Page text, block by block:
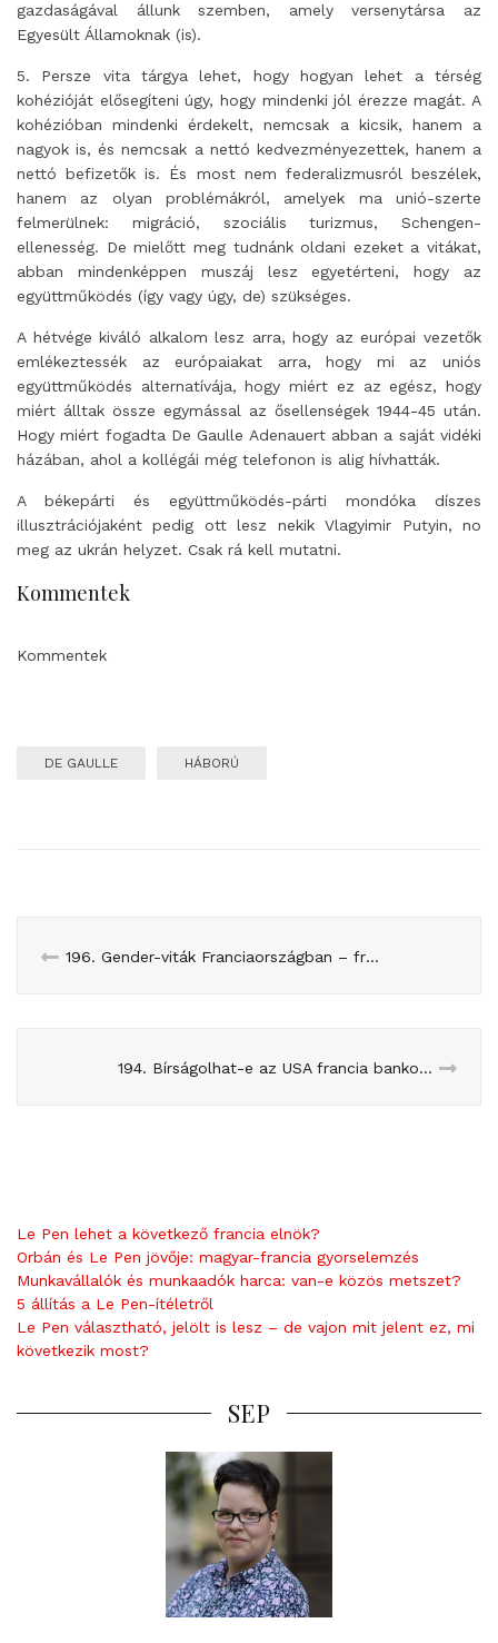
gazdaságával állunk szemben, amely versenytársa az
Egyesült Államoknak (is).
5. Persze vita tárgya lehet, hogy hogyan lehet a térség
kohézióját elősegíteni úgy, hogy mindenki jól érezze magát. A
kohézióban mindenki érdekelt, nemcsak a kicsik, hanem a
nagyok is, és nemcsak a nettó kedvezményezettek, hanem a
nettó befizetők is. És most nem federalizmusról beszélek,
hanem az olyan problémákról, amelyek ma unió-szerte
felmerülnek: migráció, szociális turizmus, Schengen-
ellenesség. De mielőtt meg tudnánk oldani ezeket a vitákat,
abban mindenképpen muszáj lesz egyetérteni, hogy az
együttműködés (így vagy úgy, de) szükséges.
A hétvége kiváló alkalom lesz arra, hogy az európai vezetők
emlékeztessék az európaiakat arra, hogy mi az uniós
együttműködés alternatívája, hogy miért ez az egész, hogy
miért álltak össze egymással az ősellenségek 1944-45 után.
Hogy miért fogadta De Gaulle Adenauert abban a saját vidéki
házában, ahol a kollégái még telefonon is alig hívhatták.
A békepárti és együttműködés-párti mondóka díszes
illusztrációjaként pedig ott lesz nekik Vlagyimir Putyin, no
meg az ukrán helyzet. Csak rá kell mutatni.
Kommentek
Kommentek
DE GAULLE HÁBORÚ
196. Gender-viták Franciaországban – frissítve!
194. Bírságolhat-e az USA francia bankot?
Le Pen lehet a következő francia elnök?
Orbán és Le Pen jövője: magyar-francia gyorselemzés
Munkavállalók és munkaadók harca: van-e közös metszet?
5 állítás a Le Pen-ítéletről
Le Pen választható, jelölt is lesz – de vajon mit jelent ez, mi
következik most?
SEP